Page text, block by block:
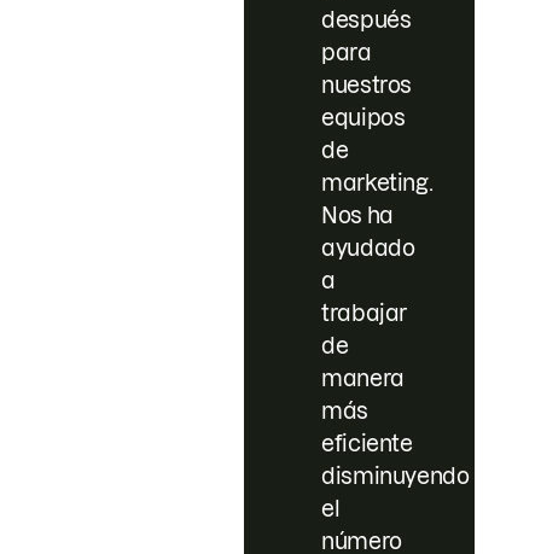
después
para
nuestros
equipos
de
marketing.
Nos ha
ayudado
a
trabajar
de
manera
más
eficiente
disminuyendo
el
número